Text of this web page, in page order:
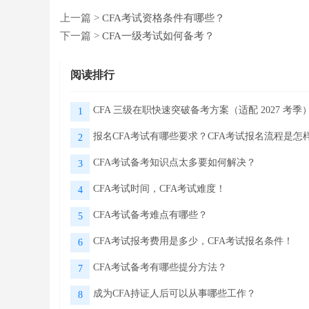
上一篇 > CFA考试资格条件有哪些？
下一篇 > CFA一级考试如何备考？
阅读排行
1 CFA 三级在职快速突破备考方案（适配 2027 考季）
2 报名CFA考试有哪些要求？CFA考试报名流程是怎
3 CFA考试备考知识点太多要如何解决？
4 CFA考试时间，CFA考试难度！
5 CFA考试备考难点有哪些？
6 CFA考试报考费用是多少，CFA考试报名条件！
7 CFA考试备考有哪些提分方法？
8 成为CFA持证人后可以从事哪些工作？